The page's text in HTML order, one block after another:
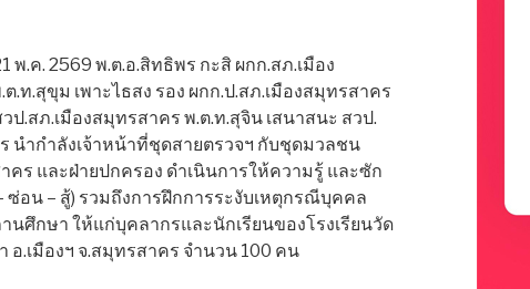
พ.ค. 2569 พ.ต.อ.สิทธิพร กะสิ ผกก.สภ.เมือง
.ท.สุขุม เพาะไธสง รอง ผกก.ป.สภ.เมืองสมุทรสาคร
ป.สภ.เมืองสมุทรสาคร พ.ต.ท.สุจิน เสนาสนะ สวป.
นำกำลังเจ้าหน้าที่ชุดสายตรวจฯ กับชุดมวลชน
คร และฝ่ายปกครอง ดำเนินการให้ความรู้ และซัก
ซ่อน – สู้) รวมถึงการฝึกการระงับเหตุกรณีบุคคล
นศึกษา ให้แก่บุคลากรและนักเรียนของโรงเรียนวัด
อ.เมืองฯ จ.สมุทรสาคร จำนวน 100 คน